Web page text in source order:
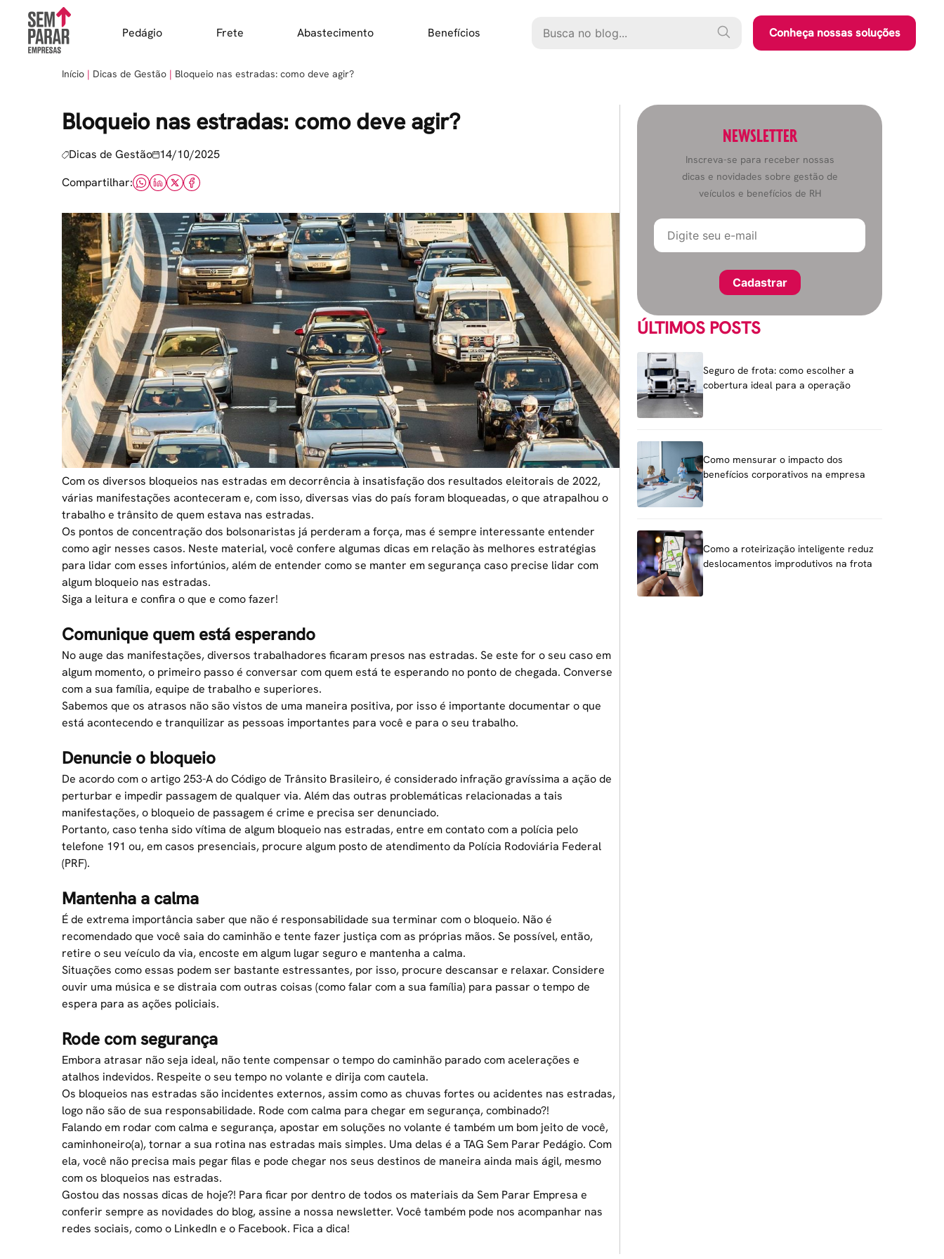
content
Pedágio Frete Abastecimento Benefícios Conheça nossas soluções
Início Dicas de Gestão Bloqueio nas estradas: como deve agir?
Bloqueio nas estradas: como deve agir?
Dicas de Gestão 14/10/2025
Compartilhar:
Com os diversos bloqueios nas estradas em decorrência à insatisfação dos resultados eleitorais de 2022,
várias manifestações aconteceram e, com isso, diversas vias do país foram bloqueadas, o que atrapalhou o
trabalho e trânsito de quem estava nas estradas.
Os pontos de concentração dos bolsonaristas já perderam a força, mas é sempre interessante entender
como agir nesses casos. Neste material, você confere algumas dicas em relação às melhores estratégias
para lidar com esses infortúnios, além de entender como se manter em segurança caso precise lidar com
algum bloqueio nas estradas.
Siga a leitura e confira o que e como fazer!
Comunique quem está esperando
No auge das manifestações, diversos trabalhadores ficaram presos nas estradas. Se este for o seu caso em
algum momento, o primeiro passo é conversar com quem está te esperando no ponto de chegada. Converse
com a sua família, equipe de trabalho e superiores.
Sabemos que os atrasos não são vistos de uma maneira positiva, por isso é importante documentar o que
está acontecendo e tranquilizar as pessoas importantes para você e para o seu trabalho.
Denuncie o bloqueio
De acordo com o artigo 253-A do Código de Trânsito Brasileiro, é considerado infração gravíssima a ação de
perturbar e impedir passagem de qualquer via. Além das outras problemáticas relacionadas a tais
manifestações, o bloqueio de passagem é crime e precisa ser denunciado.
Portanto, caso tenha sido vítima de algum bloqueio nas estradas, entre em contato com a polícia pelo
telefone 191 ou, em casos presenciais, procure algum posto de atendimento da Polícia Rodoviária Federal
(PRF).
Mantenha a calma
É de extrema importância saber que não é responsabilidade sua terminar com o bloqueio. Não é
recomendado que você saia do caminhão e tente fazer justiça com as próprias mãos. Se possível, então,
retire o seu veículo da via, encoste em algum lugar seguro e mantenha a calma.
Situações como essas podem ser bastante estressantes, por isso, procure descansar e relaxar. Considere
ouvir uma música e se distraia com outras coisas (como falar com a sua família) para passar o tempo de
espera para as ações policiais.
Rode com segurança
Embora atrasar não seja ideal, não tente compensar o tempodo caminhão parado com acelerações e
atalhos indevidos. Respeite o seu tempo no volante e dirija com cautela.
Os bloqueios nas estradas são incidentes externos, assim como as chuvas fortes ou acidentes nas estradas,
logo não são de sua responsabilidade. Rode com calma para chegar em segurança, combinado?!
Falando em rodar com calma e segurança, apostar em soluções no volante é também um bom jeito de você,
caminhoneiro(a), tornar a sua rotina nas estradas mais simples. Uma delas é a TAG Sem Parar Pedágio. Com
ela, você não precisa mais pegar filas e pode chegar nos seus destinos de maneira ainda mais ágil, mesmo
com os bloqueios nas estradas.
Gostou das nossas dicas de hoje?! Para ficar por dentro de todos os materiais da Sem Parar Empresa e
conferir sempre as novidades do blog, assine a nossa newsletter. Você também pode nos acompanhar nas
redes sociais, como o LinkedIn e o Facebook. Fica a dica!
NEWSLETTER
Inscreva-se para receber nossas
dicas e novidades sobre gestão de
veículos e benefícios de RH
ÚLTIMOS POSTS
Seguro de frota: como escolher a
cobertura ideal para a operação
Como mensurar o impacto dos
benefícios corporativos na empresa
Como a roteirização inteligente reduz
deslocamentos improdutivos na frota